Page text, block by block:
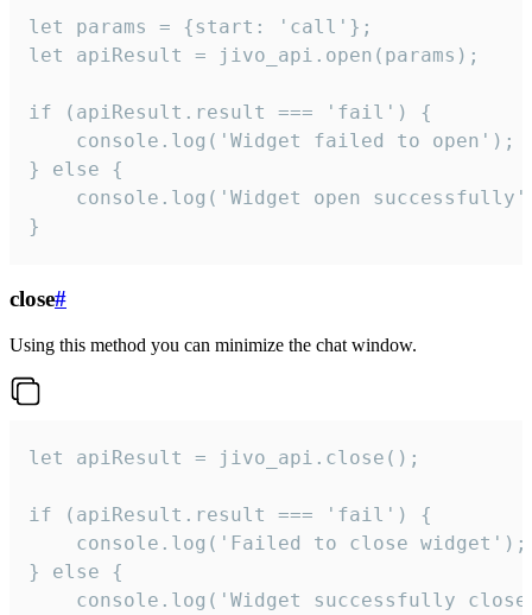
let params = {start: 'call'};
let apiResult = jivo_api.open(params);
if (apiResult.result === 'fail') {
    console.log('Widget failed to open');
} else {
console.log('Widget open
}
close#
Using this method you can minimize the chat window.
let apiResult = jivo_api.close();
if (apiResult.result === 'fail') {
    console.log('Failed to close widget');
} else {
console.log('Widget successfully